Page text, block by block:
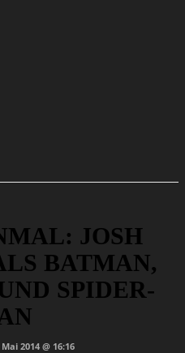
JOSH
BATMAN,
SPIDER-
2014 @ 16:16